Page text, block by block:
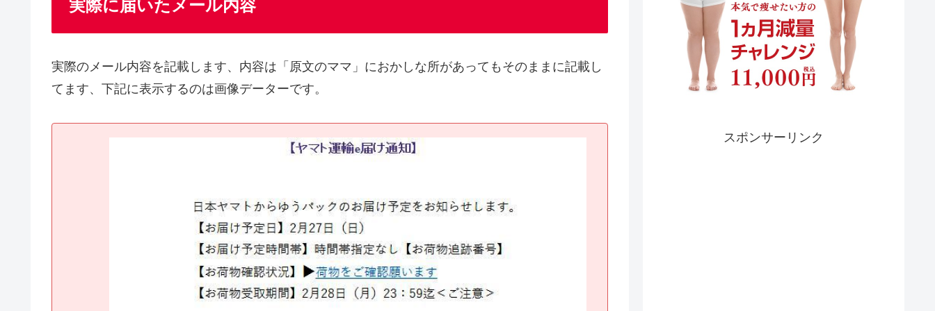
実際に届いたメール内容
実際のメール内容を記載します、内容は「原文のママ」におかしな所があってもそのままに記載し
てます、下記に表示するのは画像データーです。
スポンサーリンク